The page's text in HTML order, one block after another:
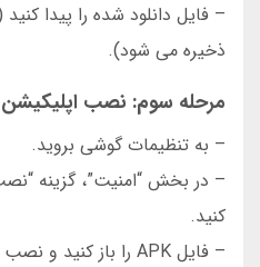
ذخیره می شود).
مرحله سوم: نصب اپلیکیشن
– به تنظیمات گوشی بروید.
– در بخش “امنیت”، گزینه
کنید.
– فایل APK را باز کنید و نصب را تکمیل کنید.